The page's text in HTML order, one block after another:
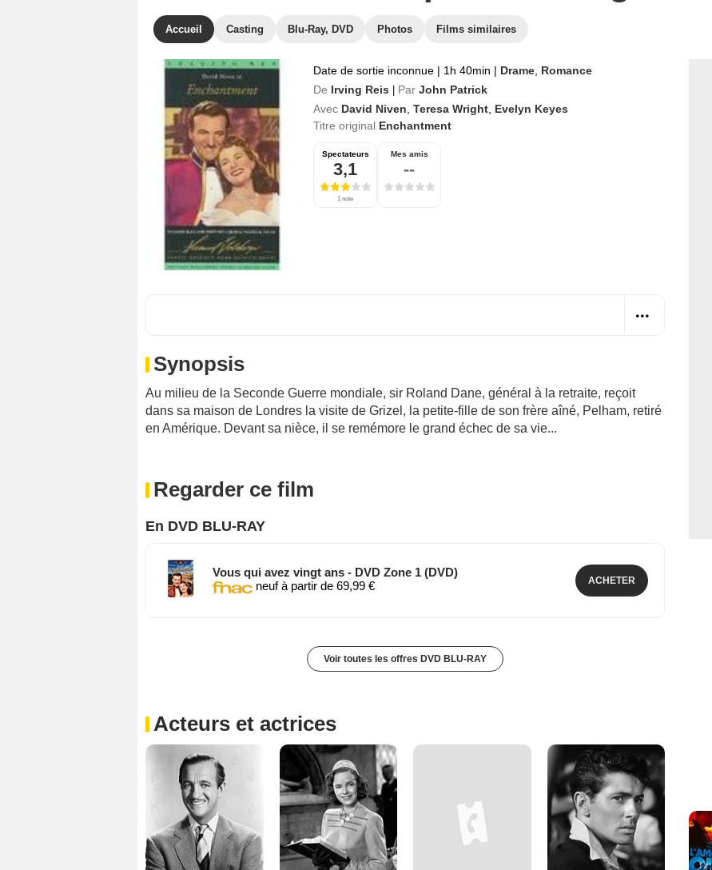
Accueil Casting Blu-Ray, DVD Photos Films similaires
Date de sortie inconnue | 1h 40min | Drame Romance
De Irving Reis Par John Patrick
Avec David Niven Teresa Wright Evelyn Keyes
Titre original Enchantment
Spectateurs
3,1
1 note
Mes amis
--
Synopsis
Au milieu de la Seconde Guerre mondiale, sir Roland Dane, général à la retraite, reçoit
dans sa maison de Londres la visite de Grizel, la petite-fille de son frère aîné, Pelham, retiré
en Amérique. Devant sa nièce, il se remémore le grand échec de sa vie...
Regarder ce film
En DVD BLU-RAY
Vous qui avez vingt ans - DVD Zone 1 (DVD)
neuf à partir de 69,99 €
ACHETER
Voir toutes les offres DVD BLU-RAY
Acteurs et actrices